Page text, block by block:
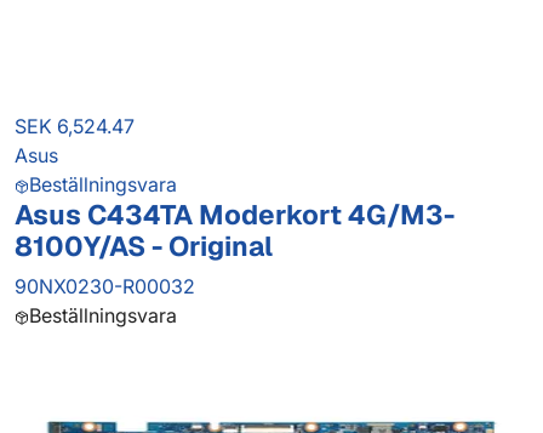
SEK 6,524.47
Asus
Beställningsvara
Asus C434TA Moderkort 4G/M3-
8100Y/AS - Original
90NX0230-R00032
Beställningsvara